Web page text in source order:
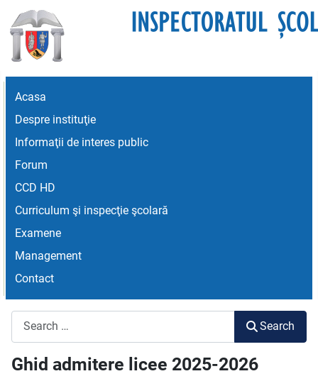
Acasa
Despre instituţie
Informaţii de interes public
Forum
CCD HD
Curriculum şi inspecţie şcolară
Examene
Management
Contact
Search
Ghid admitere licee 2025-2026